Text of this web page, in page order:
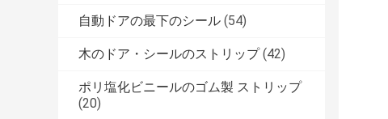
自動ドアの最下のシール (54)
木のドア・シールのストリップ (42)
ポリ塩化ビニールのゴム製 ストリップ
(20)